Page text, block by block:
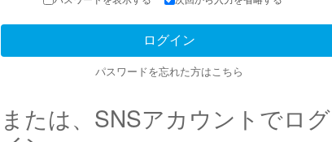
パスワードを忘れた方はこちら
または、SNSアカウントでログ